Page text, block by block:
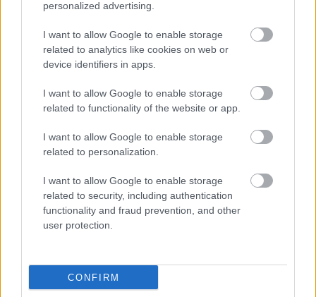
personalized advertising.
I want to allow Google to enable storage
related to analytics like cookies on web or
device identifiers in apps.
I want to allow Google to enable storage
related to functionality of the website or app.
I want to allow Google to enable storage
related to personalization.
I want to allow Google to enable storage
related to security, including authentication
functionality and fraud prevention, and other
user protection.
CONFIRM
működését segíti – fogalmazott a
pénzügyminiszter.
Hozzátette: olyan szabályozást szeretnének,
amely egyszerű adminisztrációt, kiszámítható
adóterhelést, és tervezhető működési
környezetet biztosít az érintett
munkavállalóknak, de nem akarnak visszatérni
ahhoz a gyakorlathoz sem, amely lehetővé tette
nagyobb vállalatok számára a munkaviszonyok
tömeges katás vállalkozási szerződésekké
További részletek a Telex cikkében.